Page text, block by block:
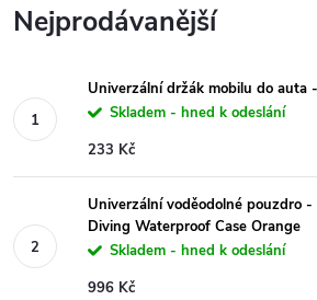
Nejprodávanější
Univerzální držák mobilu do auta
Skladem - hned k odeslání
233 Kč
Univerzální voděodolné pouzdro
Diving Waterproof Case Orange
Skladem - hned k odeslání
996 Kč